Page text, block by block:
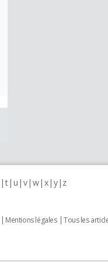
t u v w x y z
Mentions légales Tous les